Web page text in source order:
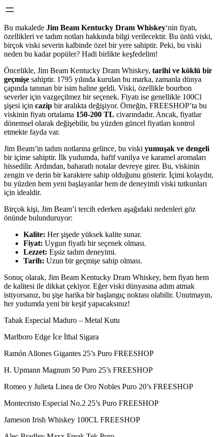
Bu makalede Jim Beam Kentucky Dram Whiskey‘nin fiyatı,
özellikleri ve tadım notları hakkında bilgi verilecektir. Bu ünlü viski,
birçok viski severin kalbinde özel bir yere sahiptir. Peki, bu viski
neden bu kadar popüler? Hadi birlikte keşfedelim!
Öncelikle, Jim Beam Kentucky Dram Whiskey, tarihi ve köklü bir
geçmişe sahiptir. 1795 yılında kurulan bu marka, zamanla dünya
çapında tanınan bir isim haline geldi. Viski, özellikle bourbon
severler için vazgeçilmez bir seçenek. Fiyatı ise genellikle 100Cl
şişesi için cazip bir aralıkta değişiyor. Örneğin, FREESHOP’ta bu
viskinin fiyatı ortalama 150-200 TL civarındadır. Ancak, fiyatlar
dönemsel olarak değişebilir, bu yüzden güncel fiyatları kontrol
etmekte fayda var.
Jim Beam’in tadım notlarına gelince, bu viski yumuşak ve dengeli
bir içime sahiptir. İlk yudumda, hafif vanilya ve karamel aromaları
hissedilir. Ardından, baharatlı notalar devreye girer. Bu, viskinin
zengin ve derin bir karaktere sahip olduğunu gösterir. İçimi kolaydır,
bu yüzden hem yeni başlayanlar hem de deneyimli viski tutkunları
için idealdir.
Birçok kişi, Jim Beam’i tercih ederken aşağıdaki nedenleri göz
önünde bulunduruyor:
Kalite: Her şişede yüksek kalite sunar.
Fiyat: Uygun fiyatlı bir seçenek olması.
Lezzet: Eşsiz tadım deneyimi.
Tarih: Uzun bir geçmişe sahip olması.
Sonuç olarak, Jim Beam Kentucky Dram Whiskey, hem fiyatı hem
de kalitesi ile dikkat çekiyor. Eğer viski dünyasına adım atmak
istiyorsanız, bu şişe harika bir başlangıç noktası olabilir. Unutmayın,
her yudumda yeni bir keşif yapacaksınız!
Tabak Especial Maduro – Metal Kutu
Marlboro Edge İce İthal Sigara
Ramón Allones Gigantes 25’s Puro FREESHOP
H. Upmann Magnum 50 Puro 25’s FREESHOP
Romeo y Julieta Linea de Oro Nobles Puro 20’s FREESHOP
Montecristo Especial No.2 25’s Puro FREESHOP
Jameson Irish Whiskey 100CL FREESHOP